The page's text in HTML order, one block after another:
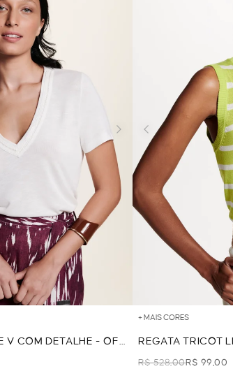
V COM DETALHE - OFF
+ MAIS CORES
REGATA TRICOT
VERDE
R$ 528,00R$ 99,00